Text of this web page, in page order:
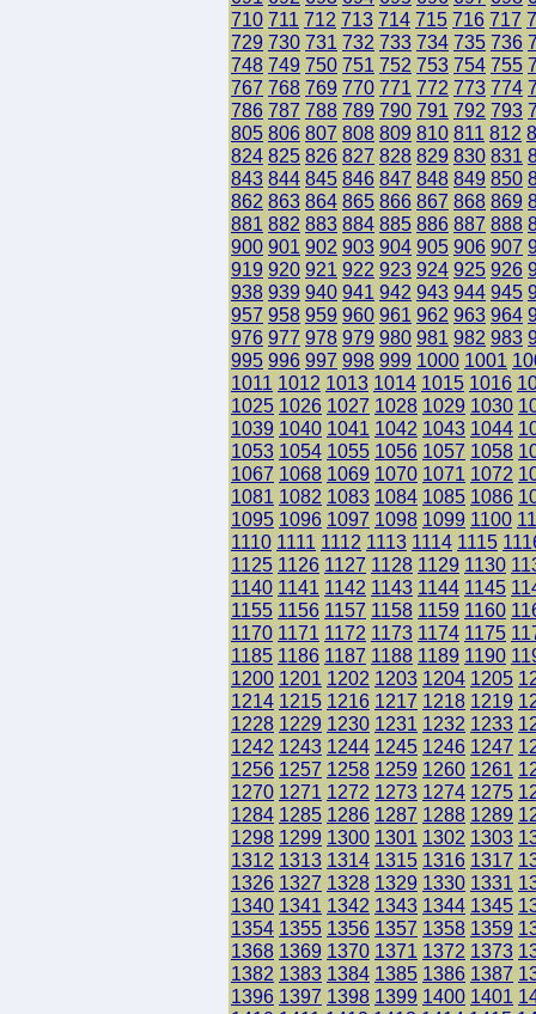
710 711 712 713 714 715 716 717
729 730 731 732 733 734 735 736
748 749 750 751 752 753 754 755
767 768 769 770 771 772 773 774
786 787 788 789 790 791 792 793
805 806 807 808 809 810 811 812
824 825 826 827 828 829 830 831
843 844 845 846 847 848 849 850
862 863 864 865 866 867 868 869
881 882 883 884 885 886 887 888
900 901 902 903 904 905 906 907
919 920 921 922 923 924 925 926
938 939 940 941 942 943 944 945
957 958 959 960 961 962 963 964
976 977 978 979 980 981 982 983
995 996 997 998 999 1000 1001
1011 1012 1013 1014 1015 1016
1025 1026 1027 1028 1029 1030
1039 1040 1041 1042 1043 1044
1053 1054 1055 1056 1057 1058
1067 1068 1069 1070 1071 1072
1081 1082 1083 1084 1085 1086
1095 1096 1097 1098 1099 1100
1110 1111 1112 1113 1114 1115
1125 1126 1127 1128 1129 1130
1140 1141 1142 1143 1144 1145
1155 1156 1157 1158 1159 1160
1170 1171 1172 1173 1174 1175
1185 1186 1187 1188 1189 1190
1200 1201 1202 1203 1204 1205
1214 1215 1216 1217 1218 1219
1228 1229 1230 1231 1232 1233
1242 1243 1244 1245 1246 1247
1256 1257 1258 1259 1260 1261
1270 1271 1272 1273 1274 1275
1284 1285 1286 1287 1288 1289
1298 1299 1300 1301 1302 1303
1312 1313 1314 1315 1316 1317
1326 1327 1328 1329 1330 1331
1340 1341 1342 1343 1344 1345
1354 1355 1356 1357 1358 1359
1368 1369 1370 1371 1372 1373
1382 1383 1384 1385 1386 1387
1396 1397 1398 1399 1400 1401